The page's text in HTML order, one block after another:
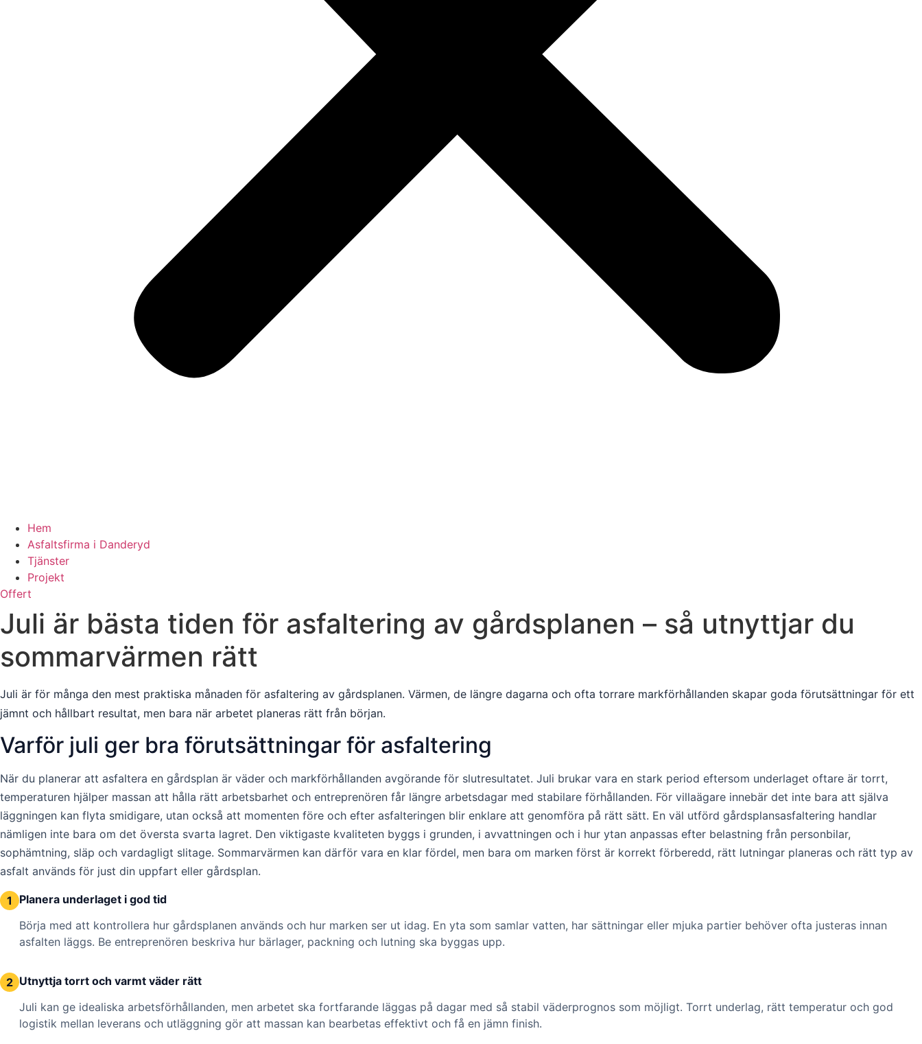
Hem
Asfaltsfirma i Danderyd
Tjänster
Projekt
Offert
Juli är bästa tiden för asfaltering av gårdsplanen – så utnyttjar du
sommarvärmen rätt
Juli är för många den mest praktiska månaden för asfaltering av gårdsplanen. Värmen, de längre dagarna och ofta torrare markförhållanden skapar goda förutsättningar för ett
jämnt och hållbart resultat, men bara när arbetet planeras rätt från början.
Varför juli ger bra förutsättningar för asfaltering
När du planerar att asfaltera en gårdsplan är väder och markförhållanden avgörande för slutresultatet. Juli brukar vara en stark period eftersom underlaget oftare är torrt,
temperaturen hjälper massan att hålla rätt arbetsbarhet och entreprenören får längre arbetsdagar med stabilare förhållanden. För villaägare innebär det inte bara att själva
läggningen kan flyta smidigare, utan också att momenten före och efter asfalteringen blir enklare att genomföra på rätt sätt. En väl utförd gårdsplansasfaltering handlar
nämligen inte bara om det översta svarta lagret. Den viktigaste kvaliteten byggs i grunden, i avvattningen och i hur ytan anpassas efter belastning från personbilar,
sophämtning, släp och vardagligt slitage. Sommarvärmen kan därför vara en klar fördel, men bara om marken först är korrekt förberedd, rätt lutningar planeras och rätt typ av
asfalt används för just din uppfart eller gårdsplan.
1
Planera underlaget i god tid
Börja med att kontrollera hur gårdsplanen används och hur marken ser ut idag. En yta som samlar vatten, har sättningar eller mjuka partier behöver ofta justeras innan
asfalten läggs. Be entreprenören beskriva hur bärlager, packning och lutning ska byggas upp.
2 Utnyttja torrt och varmt väder rätt
Juli kan ge idealiska arbetsförhållanden, men arbetet ska fortfarande läggas på dagar med så stabil väderprognos som möjligt. Torrt underlag, rätt temperatur och god
logistik mellan leverans och utläggning gör att massan kan bearbetas effektivt och få en jämn finish.